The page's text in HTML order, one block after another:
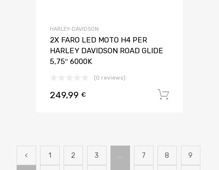
HARLEY-DAVIDSON
2X FARO LED MOTO H4 PER
HARLEY DAVIDSON ROAD GLIDE
5,75″ 6000K
(0 reviews)
249,99 €
1 2 3 … 7 8 9